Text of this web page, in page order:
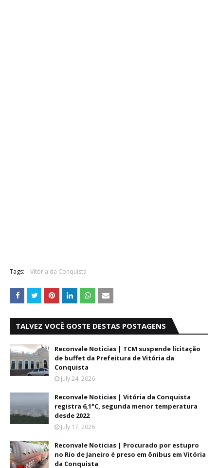
Tags: Vitória da Conquista
TALVEZ VOCÊ GOSTE DESTAS POSTAGENS
Reconvale Noticias | TCM suspende licitação
de buffet da Prefeitura de Vitória da
Conquista
July 24, 2026
Reconvale Noticias | Vitória da Conquista
registra 6,1°C, segunda menor temperatura
desde 2022
July 17, 2026
Reconvale Noticias | Procurado por estupro
no Rio de Janeiro é preso em ônibus em Vitória
da Conquista